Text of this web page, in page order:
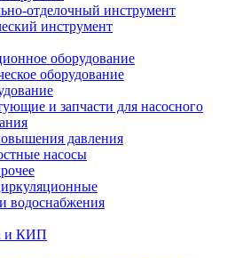
отделочный инструмент
инструмент
оборудование
оборудование
и запчасти для насосного
давления
насосы
водоснабжения
и КИП